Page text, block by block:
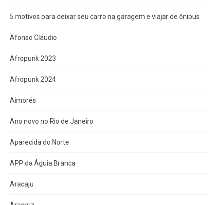
5 motivos para deixar seu carro na garagem e viajar de ônibus
Afonso Cláudio
Afropunk 2023
Afropunk 2024
Aimorés
Ano novo no Rio de Janeiro
Aparecida do Norte
APP da Águia Branca
Aracaju